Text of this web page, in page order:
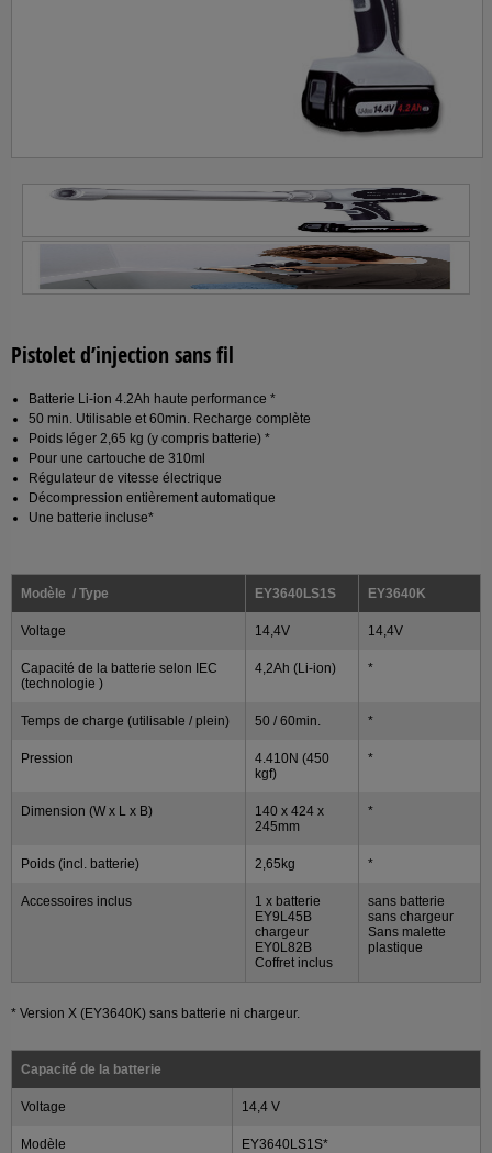
Pistolet d’injection sans fil
Batterie Li-ion 4.2Ah haute performance *
50 min. Utilisable et 60min. Recharge complète
Poids léger 2,65 kg (y compris batterie) *
Pour une cartouche de 310ml
Régulateur de vitesse électrique
Décompression entièrement automatique
Une batterie incluse*
Modèle / Type EY3640LS1S EY3640K
Voltage 14,4V 14,4V
Capacité de la batterie selon IEC
(technologie )
4,2Ah (Li-ion) *
Temps de charge (utilisable / plein) 50 / 60min. *
Pression
4.410N (450
kgf)
*
Dimension (W x L x B)
140 x 424 x
245mm
*
Poids (incl. batterie) 2,65kg *
Accessoires inclus
1 x batterie
EY9L45B
chargeur
EY0L82B
Coffret inclus
sans batterie
sans chargeur
Sans malette
plastique
* Version X (EY3640K) sans batterie ni chargeur.
Capacité de la batterie
Voltage 14,4 V
Modèle EY3640LS1S*